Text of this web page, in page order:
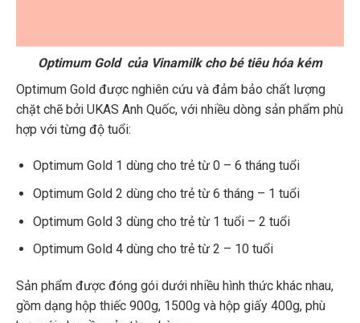
Optimum Gold của Vinamilk cho bé tiêu hóa kém
Optimum Gold được nghiên cứu và đảm bảo chất lượng
chặt chẽ bởi UKAS Anh Quốc, với nhiều dòng sản phẩm phù
hợp với từng độ tuổi:
Optimum Gold 1 dùng cho trẻ từ 0 – 6 tháng tuổi
Optimum Gold 2 dùng cho trẻ từ 6 tháng – 1 tuổi
Optimum Gold 3 dùng cho trẻ từ 1 tuổi – 2 tuổi
Optimum Gold 4 dùng cho trẻ từ 2 – 10 tuổi
Sản phẩm được đóng gói dưới nhiều hình thức khác nhau,
gồm dạng hộp thiếc 900g, 1500g và hộp giấy 400g, phù